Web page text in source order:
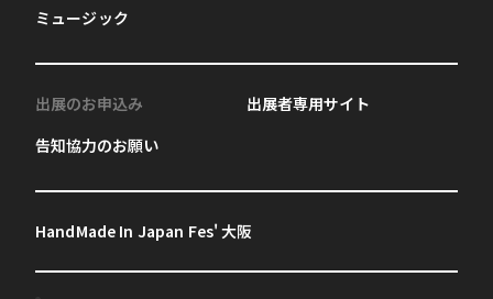
ミュージック
出展のお申込み
告知協力のお願い
出展者専用サイト
HandMade In Japan Fes' 大阪